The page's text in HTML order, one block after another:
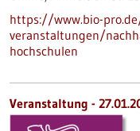
https://www.bio-
veranstaltungen/
hochschulen
Veranstaltung -